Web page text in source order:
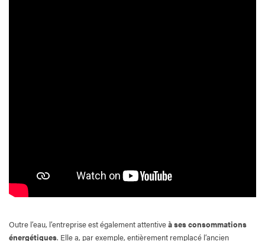
Outre l’eau, l’entreprise est également attentiveà ses consommations
énergétiques. Elle a, par exemple, entièrement remplacé l’ancien